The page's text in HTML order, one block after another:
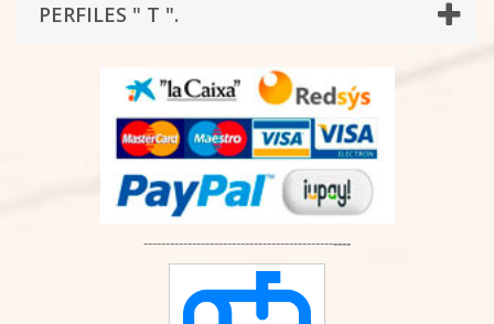
PERFILES " T ".
-----------------------------------------------